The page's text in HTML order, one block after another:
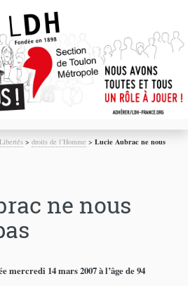
>droits de l’Homme >Lucie Aubrac ne nous
ne nous
mercredi 14 mars 2007 à l’âge de 94